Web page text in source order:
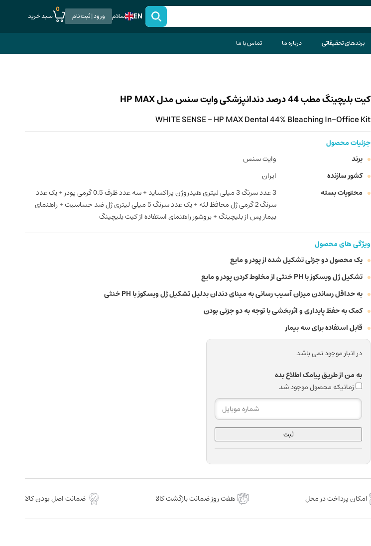
EN سلام ورود | ثبت نام
0
سبد خرید
برندهای تحقیقاتی درباره ما تماس با ما
کیت بلیچینگ مطب 44 درصد دندانپزشکی وایت سنس مدل HP MAX
WHITE SENSE - HP MAX Dental 44% Bleaching In-Office Kit
جزئیات محصول
برند
وایت سنس
کشور سازنده
ایران
محتویات بسته
3 عدد سرنگ 3 میلی لیتری هیدروژن پراکساید + سه عدد ظرف 0.5 گرمی پودر + یک عدد
سرنگ 2 گرمی ژل محافظ لثه + یک عدد سرنگ 5 میلی لیتری ژل ضد حساسیت + راهنمای
بیمار پس از بلیچینگ + بروشور راهنمای استفاده از کیت بلیچینگ
ویژگی های محصول
یک محصول دو جزئی تشکیل شده از پودر و مایع
تشکیل ژل ویسکوز با PH خنثی از مخلوط کردن پودر و مایع
به حداقل رساندن میزان آسیب رسانی به مینای دندان بدلیل تشکیل ژل ویسکوز با PH خنثی
کمک به حفظ پایداری و اثربخشی با توجه به دو جزئی بودن
قابل استفاده برای سه بیمار
در انبار موجود نمی باشد
به من از طریق پیامک اطلاع بده
زمانیکه محصول موجود شد
ثبت
امکان پرداخت در محل هفت روز ضمانت بازگشت کالا ضمانت اصل بودن کالا